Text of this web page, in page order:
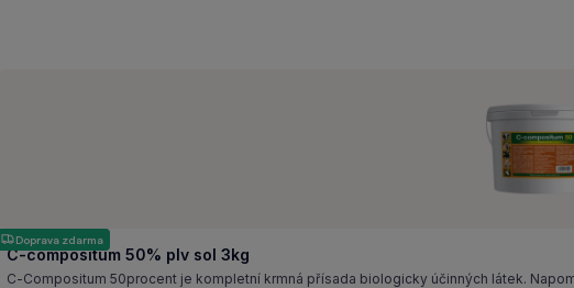
Doprava zdarma
C-compositum 50% plv sol 3kg
C-Compositum 50procent je kompletní krmná přísada biologicky účinných látek.